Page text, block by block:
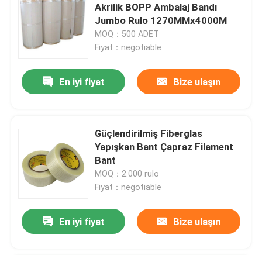
Akrilik BOPP Ambalaj Bandı
Jumbo Rulo 1270MMx4000M
MOQ：500 ADET
Fiyat：negotiable
En iyi fiyat Bize ulaşın
Güçlendirilmiş Fiberglas
Yapışkan Bant Çapraz Filament
Bant
MOQ：2.000 rulo
Fiyat：negotiable
En iyi fiyat Bize ulaşın